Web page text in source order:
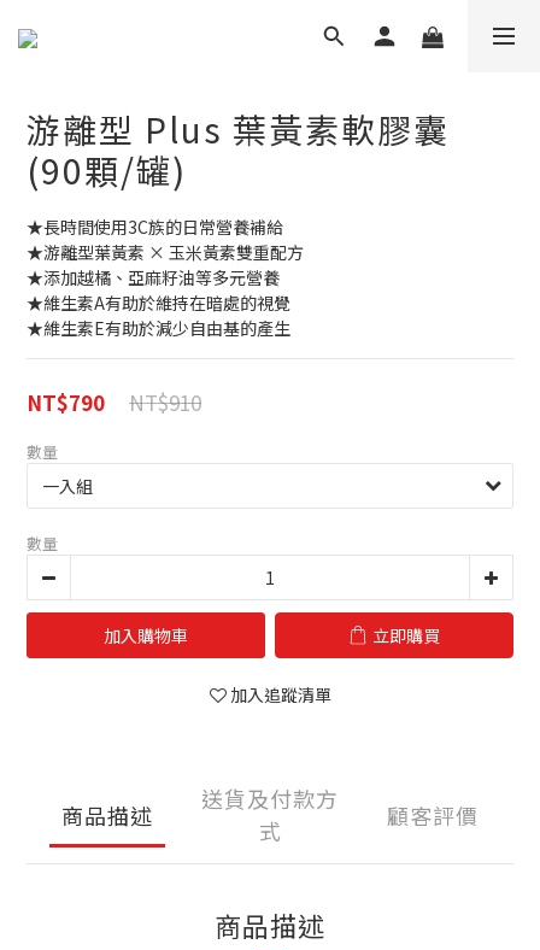
游離型 Plus 葉黃素軟膠囊
(90顆/罐)
★長時間使用3C族的日常營養補給
★游離型葉黃素 × 玉米黃素雙重配方
★添加越橘、亞麻籽油等多元營養
★維生素A有助於維持在暗處的視覺
★維生素E有助於減少自由基的產生
NT$910
NT$790
數量
數量
加入購物車 立即購買
加入追蹤清單
商品描述
送貨及付款方
式
顧客評價
商品描述